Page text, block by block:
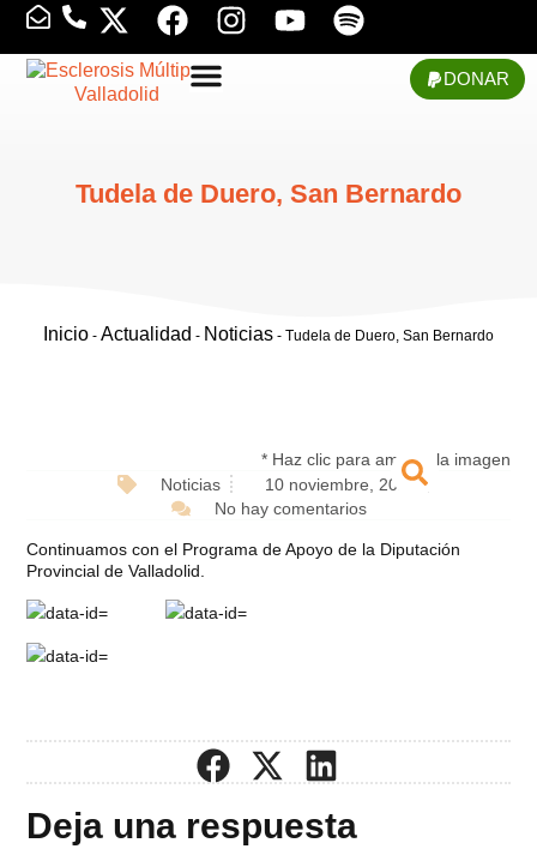
DONAR
Tudela de Duero, San Bernardo
Inicio- Actualidad - Noticias- Tudela de Duero, San Bernardo
* Haz clic para ampliar la imagen
Noticias
10 noviembre, 2021
No hay comentarios
Continuamos con el Programa de Apoyo de la Diputación
Provincial de Valladolid.
Deja una respuesta